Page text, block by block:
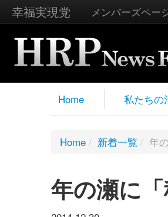
幸福実現党 メンバーズペー
Home 私たちの
Home / 新着一覧 / 年
年の瀬に